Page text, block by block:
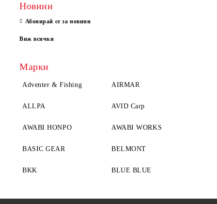
Новини
Абонирай се за новини
Виж всички
Марки
Adventer & Fishing AIRMAR
ALLPA AVID Carp
AWABI HONPO AWABI WORKS
BASIC GEAR BELMONT
BKK BLUE BLUE